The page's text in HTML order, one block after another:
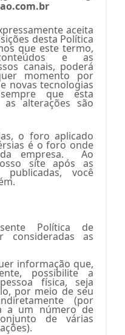
aceita
desta Política
que este termo,
e as
canais, poderá
momento por
novas tecnologias
que esta
alterações são
o foro aplicado
é o foro onde
empresa. Ao
site após as
você
Política de
consideradas as
informação que,
possibilite a
física, seja
por meio de seu
(por
a um número de
de várias